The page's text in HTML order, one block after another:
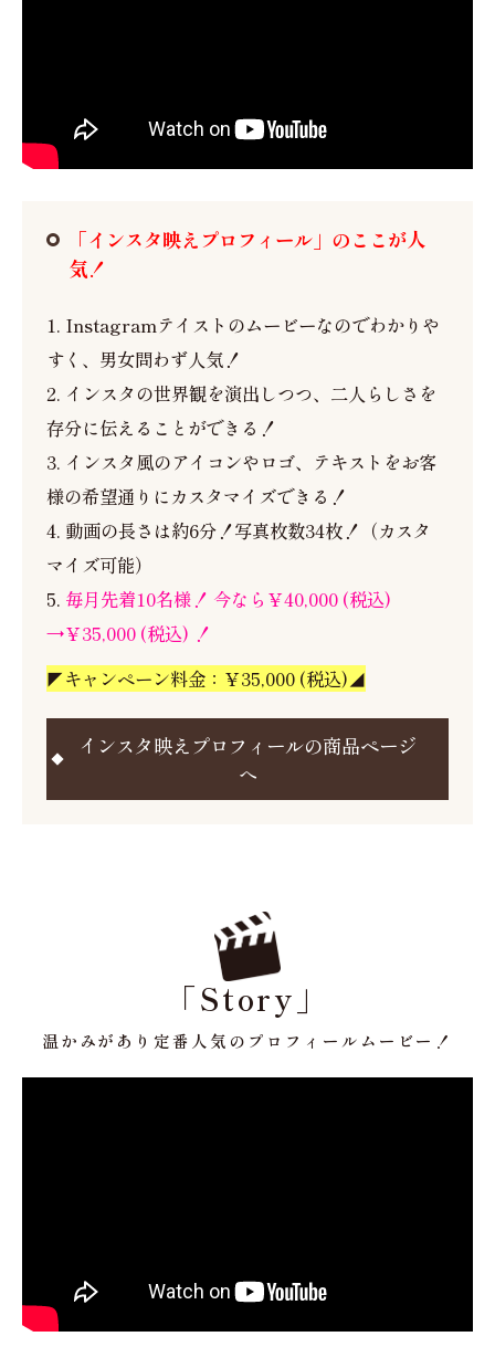
「インスタ映えプロフィール」のここが人
気！
1. Instagramテイストのムービーなのでわかりや
すく、男女問わず人気！
2. インスタの世界観を演出しつつ、二人らしさを
存分に伝えることができる！
3. インスタ風のアイコンやロゴ、テキストをお客
様の希望通りにカスタマイズできる！
4. 動画の長さは約6分！写真枚数34枚！（カスタ
マイズ可能）
5. 毎月先着10名様！ 今なら￥40,000 (税込)
→￥35,000 (税込) ！
◤キャンペーン料金：￥35,000 (税込)◢
インスタ映えプロフィールの商品ページ
へ
「Story」
温かみがあり定番人気のプロフィールムービー！